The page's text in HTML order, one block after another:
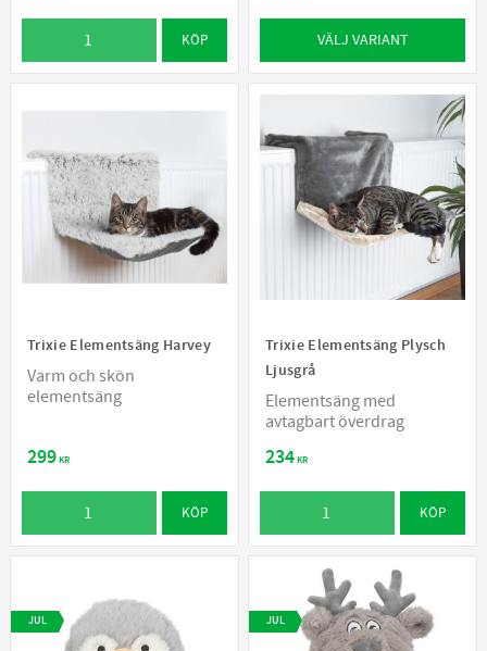
KÖP VÄLJ VARIANT
Trixie Elementsäng Harvey
Varm och skön
elementsäng
299KR
KÖP
Trixie Elementsäng Plysch
Ljusgrå
Elementsäng med
avtagbart överdrag
234KR
KÖP
JUL JUL